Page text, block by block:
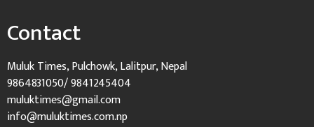
Contact
Muluk Times, Pulchowk, Lalitpur, Nepal
9864831050/ 9841245404
muluktimes@gmail.com
info@muluktimes.com.np